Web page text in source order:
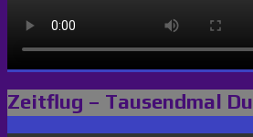
Zeitflug – Tausendmal